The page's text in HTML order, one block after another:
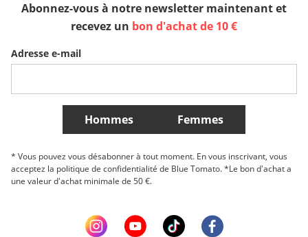
Slovenija België (Nederlands)
Belgique (Français) Danmark Norge
Plus de Pays
Abonnez-vous à notre newsletter maintenant et
recevez un bon d'achat de 10 €
Adresse e-mail
Hommes Femmes
* Vous pouvez vous désabonner à tout moment. En vous inscrivant, vous
acceptez la politique de confidentialité de Blue Tomato. *Le bon d'achat a
une valeur d'achat minimale de 50 €.